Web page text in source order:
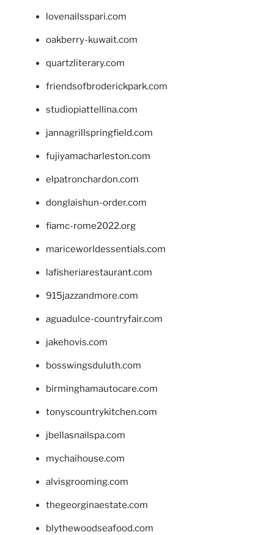
lovenailsspari.com
oakberry-kuwait.com
quartzliterary.com
friendsofbroderickpark.com
studiopiattellina.com
jannagrillspringfield.com
fujiyamacharleston.com
elpatronchardon.com
donglaishun-order.com
fiamc-rome2022.org
mariceworldessentials.com
lafisheriarestaurant.com
915jazzandmore.com
aguadulce-countryfair.com
jakehovis.com
bosswingsduluth.com
birminghamautocare.com
tonyscountrykitchen.com
jbellasnailspa.com
mychaihouse.com
alvisgrooming.com
thegeorginaestate.com
blythewoodseafood.com